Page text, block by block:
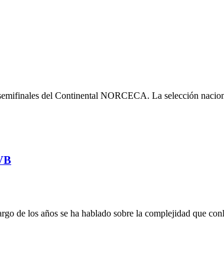
del Continental NORCECA. La selección
de los años se ha hablado sobre la complejidad que